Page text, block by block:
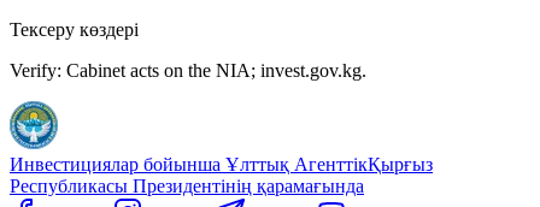
Тексеру көздері
Verify: Cabinet acts on the NIA; invest.gov.kg.
Инвестициялар бойынша Ұлттық АгенттікҚырғыз
Республикасы Президентінің қарамағында